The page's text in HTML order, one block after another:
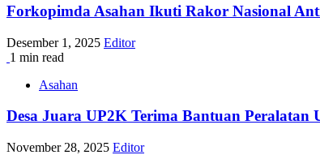
Forkopimda Asahan Ikuti Rakor Nasional
Desember 1, 2025 Editor
1 min read
Asahan
Desa Juara UP2K Terima Bantuan Peralatan
November 28, 2025 Editor